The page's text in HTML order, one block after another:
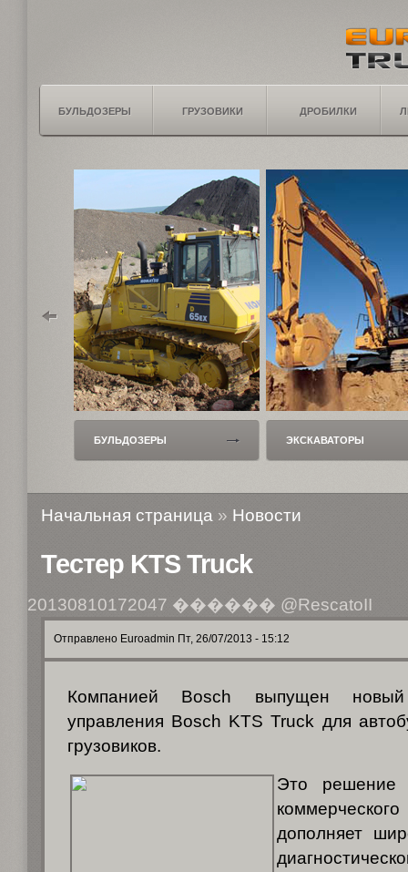
БУЛЬДОЗЕРЫ ГРУЗОВИКИ ДРОБИЛКИ
ЭКСКАВАТОРЫ ПОГРУЗЧИКИ
Начальная страница » Новости
Тестер KTS Truck
20130810172047 ������ @RescatoII
Отправлено Euroadmin Пт, 26/07/2013 - 15:12
Компанией Bosch выпущен
управления Bosch KTS Truck для
грузовиков.
Это решение
дополняет